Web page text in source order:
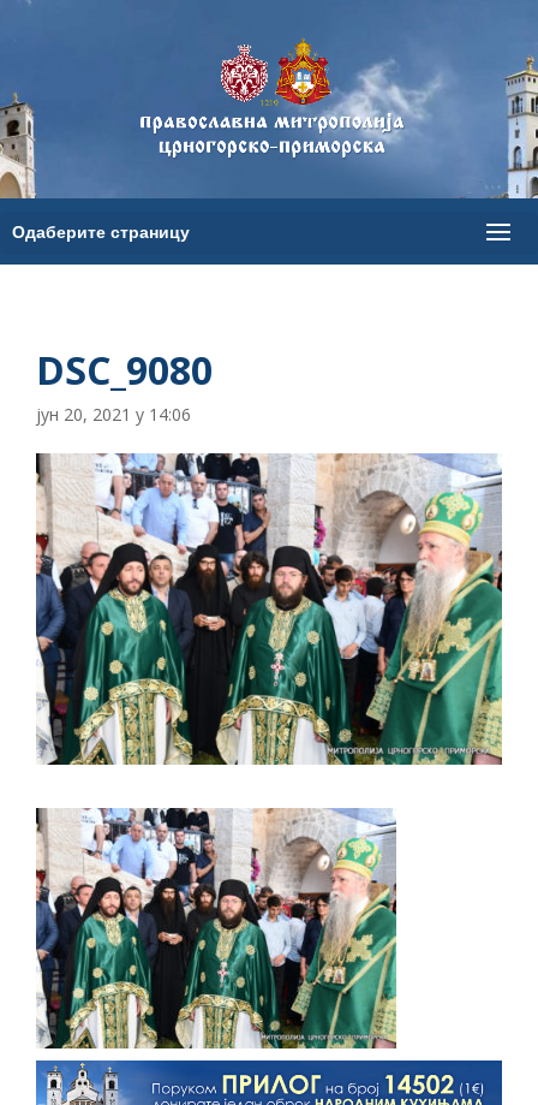
DSC_9080
јун 20, 2021 у 14:06